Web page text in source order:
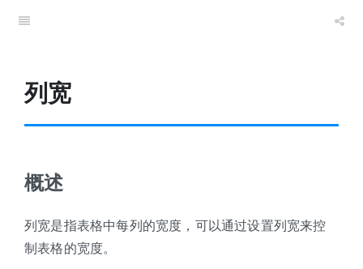
列宽
概述
列宽是指表格中每列的宽度，可以通过设置列宽来控
制表格的宽度。